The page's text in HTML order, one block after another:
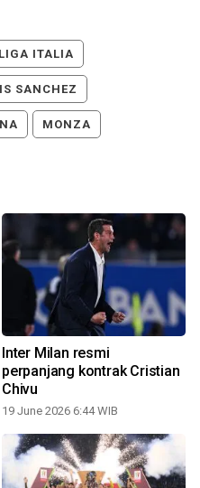
LIGA ITALIA
SANCHEZ
MONZA
Inter Milan resmi
perpanjang kontrak Cristian
Chivu
19 June 2026 6:44 WIB